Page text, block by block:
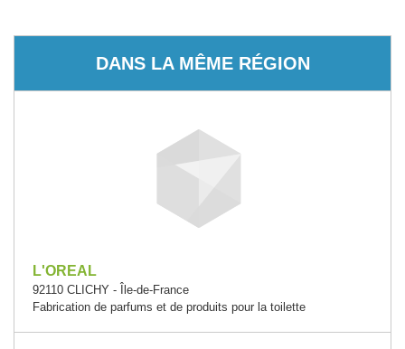
DANS LA MÊME RÉGION
L'OREAL
92110 CLICHY - Île-de-France
Fabrication de parfums et de produits pour la toilette